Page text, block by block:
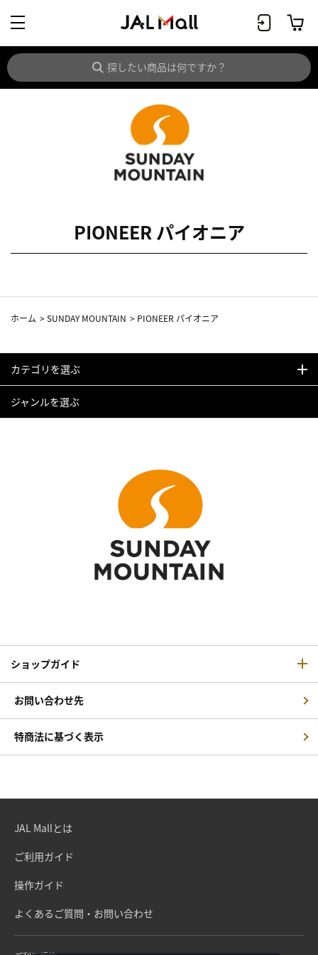
PIONEER パイオニア
ホーム >SUNDAY MOUNTAIN > PIONEER パイオニア
カテゴリを選ぶ
ジャンルを選ぶ
ショップガイド
お問い合わせ先
特商法に基づく表示
JAL Mallとは
ご利用ガイド
操作ガイド
よくあるご質問・お問い合わせ